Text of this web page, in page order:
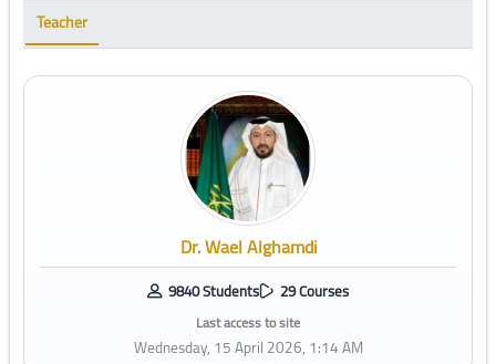
Teacher
Dr. Wael Alghamdi
9840 Students 29 Courses
Last access to site
Wednesday, 15 April 2026, 1:14 AM